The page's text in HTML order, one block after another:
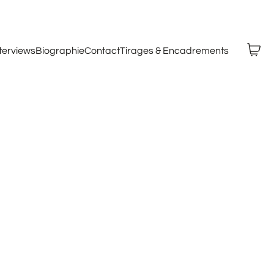
BiographieContactTirages & Encadrements